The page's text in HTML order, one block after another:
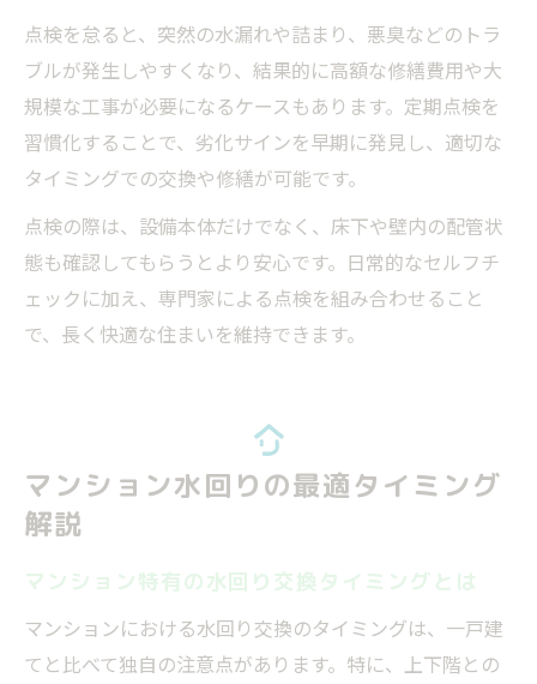
点検を怠ると、突然の水漏れや詰まり、悪臭などのトラ
ブルが発生しやすくなり、結果的に高額な修繕費用や大
規模な工事が必要になるケースもあります。定期点検を
習慣化することで、劣化サインを早期に発見し、適切な
タイミングでの交換や修繕が可能です。
点検の際は、設備本体だけでなく、床下や壁内の配管状
態も確認してもらうとより安心です。日常的なセルフチ
ェックに加え、専門家による点検を組み合わせること
で、長く快適な住まいを維持できます。
マンション水回りの最適タイミング
解説
マンション特有の水回り交換タイミングとは
マンションにおける水回り交換のタイミングは、一戸建
てと比べて独自の注意点があります。特に、上下階との